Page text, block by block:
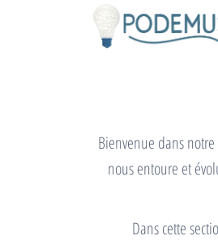
Bienvenue dans
nous entoure et
Dans cette